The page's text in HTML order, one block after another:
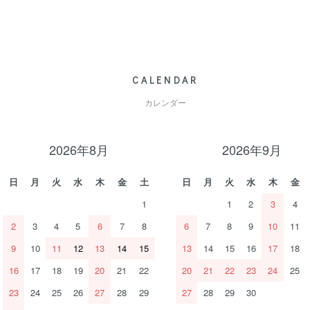
CALENDAR
カレンダー
2026年8月
日 月 火 水 木 金
土
1
2
3 4 5 6 7
8
9
10 11 12 13 14
15
16
17 18 19 20 21
22
23
24 25 26 27 28
29
2026年9月
日 月 火 水 木 金
1
2 3 4
6
7 8 9 10 11
13
14 15 16 17 18
20
21 22 23 24 25
27
28 29 30